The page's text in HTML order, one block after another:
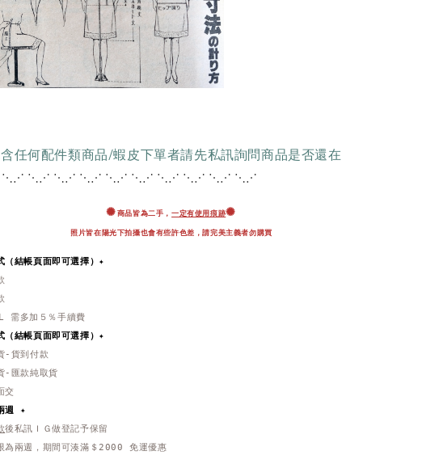
任何配件類商品/蝦皮下單者請先私訊詢問商品是否還在
⋱⋰ ⋱⋰ ⋱⋰ ⋱⋰ ⋱⋰ ⋱⋰ ⋱ ⋰ ⋱⋰ ⋱⋰ ⋱⋰
✺ 商品皆為二手，一定有使用痕跡✺
照片皆在陽光下拍攝也會有些許色差，請完美主義者勿購買
（結帳頁面即可選擇）✦
需多加５％手續費
（結帳頁面即可選擇） ✦
-貨到付款
-匯款純取貨
交
週 ✦
後私訊ＩＧ做登記予保留
為兩週，期間可湊滿＄2000 免運優惠